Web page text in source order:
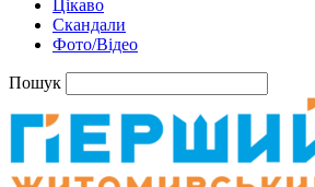
Цікаво
Скандали
Фото/Відео
Пошук